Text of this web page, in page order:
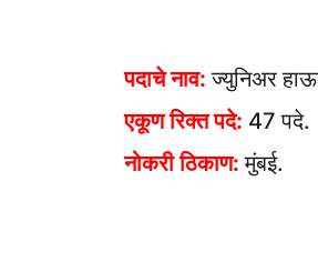
पदाचे नाव: ज्युनिअर
एकूण रिक्त पदे: 47 पदे.
नोकरी ठिकाण: मुंबई.